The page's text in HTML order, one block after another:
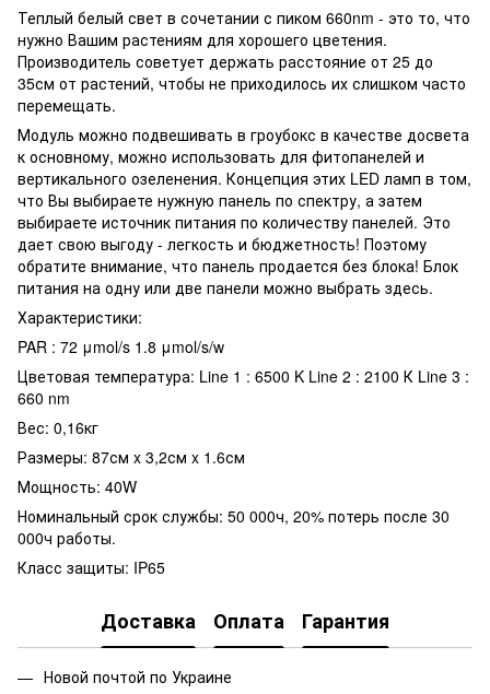
Теплый белый свет в сочетании с пиком 660nm - это то, что
нужно Вашим растениям для хорошего цветения.
Производитель советует держать расстояние от 25 до
35см от растений, чтобы не приходилось их слишком часто
перемещать.
Модуль можно подвешивать в гроубокс в качестве досвета
к основному, можно использовать для фитопанелей и
вертикального озеленения. Концепция этих LED ламп в том,
что Вы выбираете нужную панель по спектру, а затем
выбираете источник питания по количеству панелей. Это
дает свою выгоду - легкость и бюджетность! Поэтому
обратите внимание, что панель продается без блока! Блок
питания на одну или две панели можно выбрать здесь.
Характеристики:
PAR : 72 μmol/s 1.8 μmol/s/w
Цветовая температура: Line 1 : 6500 K Line 2 : 2100 К Line 3 :
660 nm
Вес: 0,16кг
Размеры: 87см x 3,2см x 1.6см
Мощность: 40W
Номинальный срок службы: 50 000ч, 20% потерь после 30
000ч работы.
Класс защиты: IP65
Доставка Оплата Гарантия
Новой почтой по Украине